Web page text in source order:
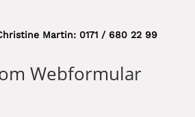
Martin: 0171 / 680 22 99
Webformular